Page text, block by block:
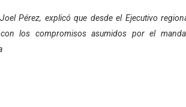
del hospital Sor Juana
de tambora con Fundecem
en visita del Consejo Legislativo
Semana Internacional de la Lactancia
Pérez, explicó que desde el Ejecutivo
los compromisos asumidos por el